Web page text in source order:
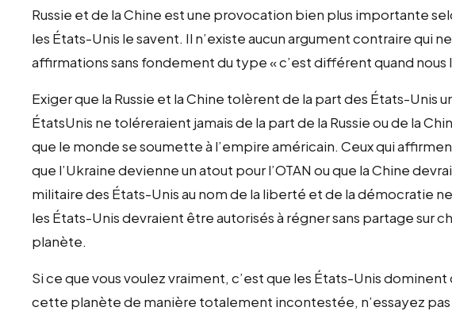
Russie et de la Chine est une provocation bien plus importante
les États-Unis le savent. Il n’existe aucun argument contraire qui
affirmations sans fondement du type « c’est différent quand nous
Exiger que la Russie et la Chine tolèrent de la part des États-Unis
ÉtatsUnis ne toléreraient jamais de la part de la Russie ou de la
que le monde se soumette à l’empire américain. Ceux qui
que l’Ukraine devienne un atout pour l’OTAN ou que la Chine
militaire des États-Unis au nom de la liberté et de la démocratie
les États-Unis devraient être autorisés à régner sans partage sur
planète.
Si ce que vous voulez vraiment, c’est que les États-Unis
cette planète de manière totalement incontestée, n’essayez pas